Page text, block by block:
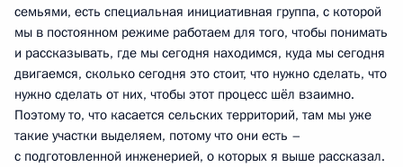
семьями, есть специальная инициативная группа, с которой
мы в постоянном режиме работаем для того, чтобы понимать
и рассказывать, где мы сегодня находимся, куда мы сегодня
двигаемся, сколько сегодня это стоит, что нужно сделать, что
нужно сделать от них, чтобы этот процесс шёл взаимно.
Поэтому то, что касается сельских территорий, там мы уже
такие участки выделяем, потому что они есть –
с подготовленной инженерией, о которых я выше рассказал.